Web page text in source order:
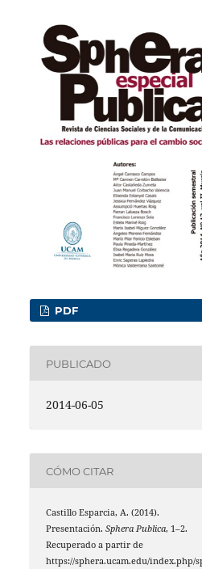
PDF
PUBLICADO
2014-06-05
CÓMO CITAR
Castillo Esparcia, A. (2014).
Presentación.Sphera Publica, 1–2.
Recuperado a partir de
https://sphera.ucam.edu/index.php/